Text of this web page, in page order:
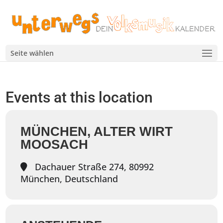
Seite wählen
Events at this location
MÜNCHEN, ALTER WIRT
MOOSACH
Dachauer Straße 274, 80992
München, Deutschland